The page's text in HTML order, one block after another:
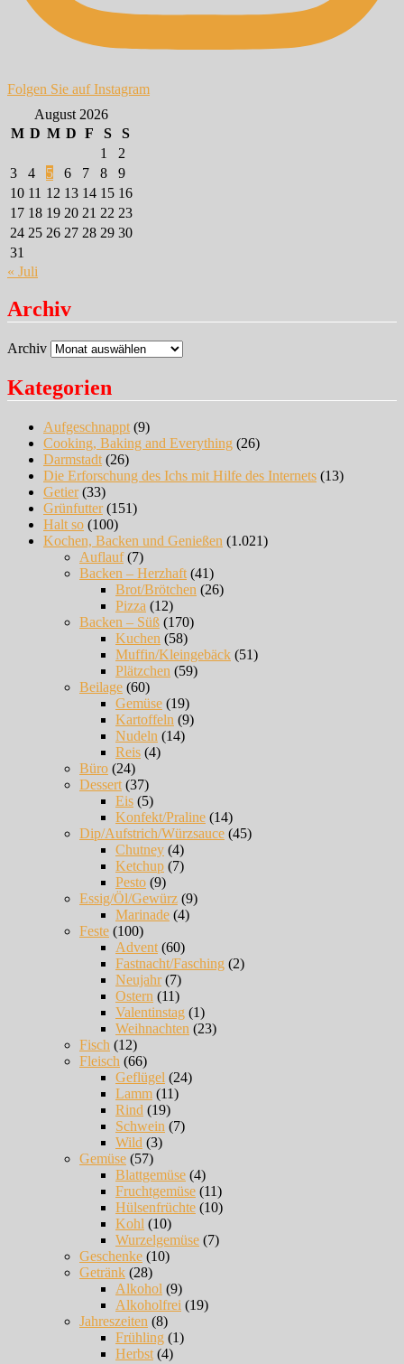
Folgen Sie auf Instagram
August 2026
M D M D F S
S
1
2
3
4 5 6 7 8
9
10 11 12 13 14 15 16
17 18 19 20 21 22 23
24 25 26 27 28 29 30
31
« Juli
Archiv
Archiv
Kategorien
Aufgeschnappt (9)
Cooking, Baking and Everything (26)
Darmstadt (26)
Die Erforschung des Ichs mit Hilfe des Internets (13)
Getier(33)
Grünfutter(151)
Halt so (100)
Kochen, Backen und Genießen (1.021)
Auflauf(7)
Backen – Herzhaft (41)
Brot/Brötchen (26)
Pizza (12)
Backen – Süß (170)
Kuchen (58)
Muffin/Kleingebäck (51)
Plätzchen (59)
Beilage (60)
Gemüse (19)
Kartoffeln (9)
Nudeln (14)
Reis (4)
Büro (24)
Dessert (37)
Eis (5)
Konfekt/Praline (14)
Dip/Aufstrich/Würzsauce (45)
Chutney (4)
Ketchup (7)
Pesto (9)
Essig/Öl/Gewürz (9)
Marinade (4)
Feste (100)
Advent (60)
Fastnacht/Fasching (2)
Neujahr(7)
Ostern (11)
Valentinstag (1)
Weihnachten (23)
Fisch (12)
Fleisch (66)
Geflügel (24)
Lamm (11)
Rind (19)
Schwein (7)
Wild (3)
Gemüse (57)
Blattgemüse (4)
Fruchtgemüse (11)
Hülsenfrüchte (10)
Kohl (10)
Wurzelgemüse (7)
Geschenke (10)
Getränk (28)
Alkohol (9)
Alkoholfrei (19)
Jahreszeiten (8)
Frühling (1)
Herbst (4)